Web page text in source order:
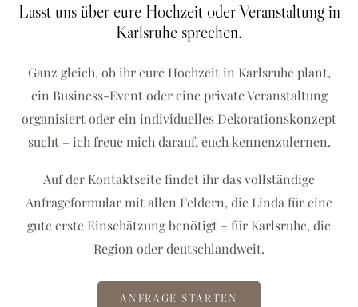
Lasst uns über eure Hochzeit oder Veranstaltung in
Karlsruhe sprechen.
Ganz gleich, ob ihr eure Hochzeit in Karlsruhe plant,
ein Business-Event oder eine private Veranstaltung
organisiert oder ein individuelles Dekorationskonzept
sucht – ich freue mich darauf, euch kennenzulernen.
Auf der Kontaktseite findet ihr das vollständige
Anfrageformular mit allen Feldern, die Linda für eine
gute erste Einschätzung benötigt – für Karlsruhe, die
Region oder deutschlandweit.
ANFRAGE STARTEN